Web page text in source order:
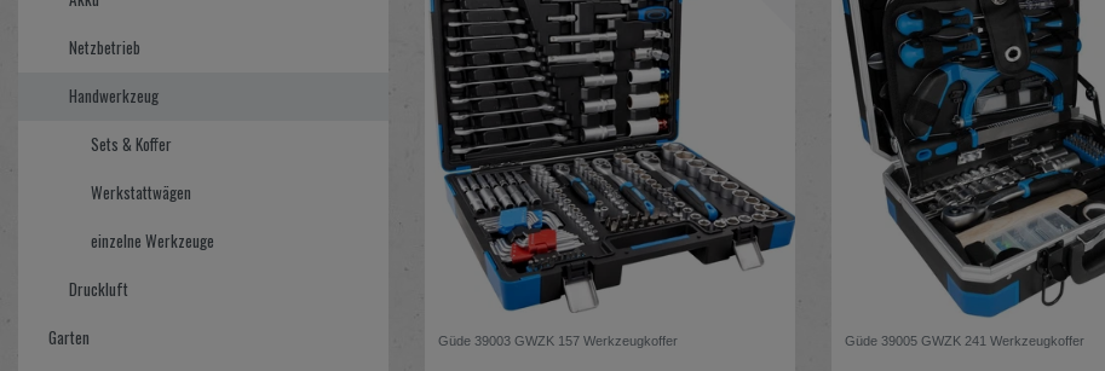
Netzbetrieb
Handwerkzeug
Sets & Koffer
Werkstattwägen
einzelne Werkzeuge
Druckluft
Garten
Güde 39003 GWZK 157 Werkzeugkoffer Güde 39005 GWZK 241 Werkzeugkoffer